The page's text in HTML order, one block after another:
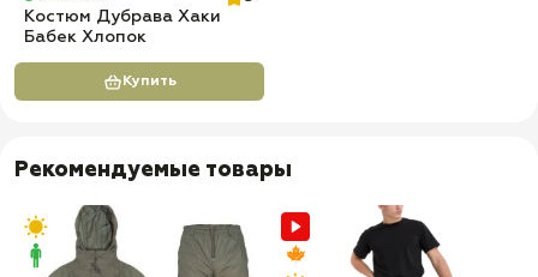
Костюм Дубрава Хаки
Бабек Хлопок
Купить
Рекомендуемые товары